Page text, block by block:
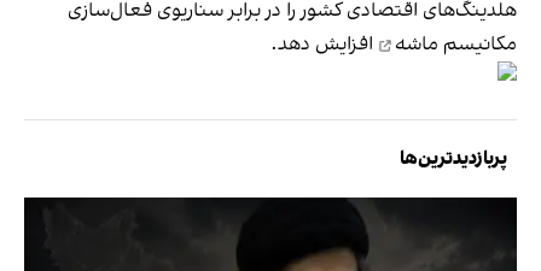
هلدینگ‌های اقتصادی کشور را در برابر سناریوی فعال‌سازی
مکانیسم ماشه
افزایش دهد.
پربازدیدترین‌ها